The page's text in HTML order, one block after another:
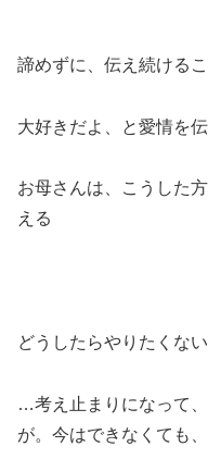
諦めずに、伝え続けるこ
大好きだよ、と愛情を
お母さんは、こうした
える
どうしたらやりたくな
…考え止まりになって
が。今はできなくても、